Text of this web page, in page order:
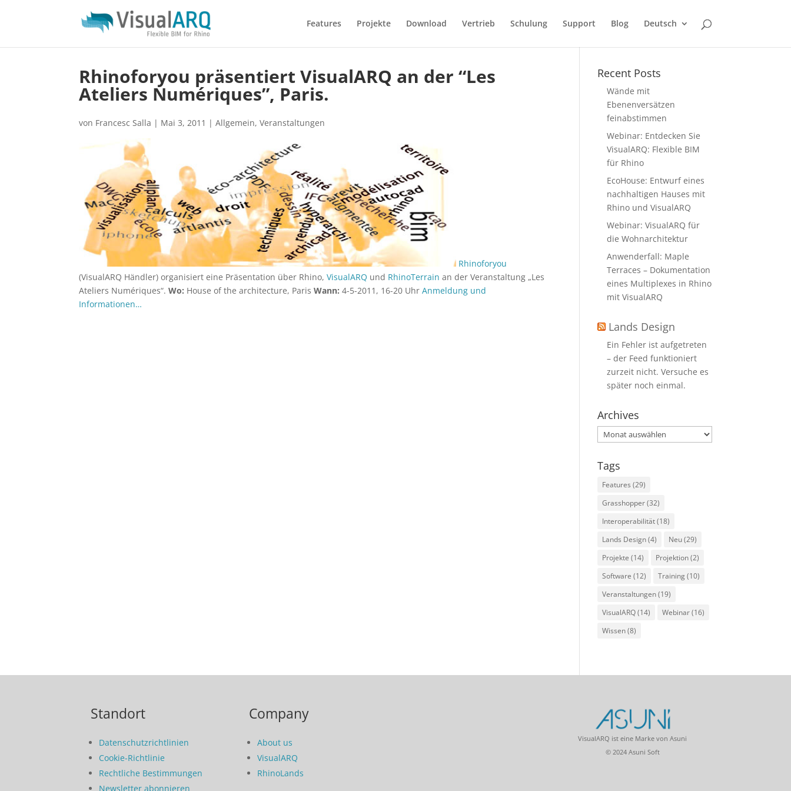
Features Projekte Download Vertrieb Schulung Support Blog Deutsch
Rhinoforyou präsentiert VisualARQ an der “Les
Ateliers Numériques”, Paris.
von Francesc Salla | Mai 3, 2011 |Allgemein,Veranstaltungen
Rhinoforyou
(VisualARQ Händler) organisiert eine Präsentation über Rhino,VisualARQ und RhinoTerrain an der Veranstaltung „Les
Ateliers Numériques“.Wo: House of the architecture, ParisWann: 4-5-2011, 16-20 UhrAnmeldung und
Informationen…
Recent Posts
Wände mit
Ebenenversätzen
feinabstimmen
Webinar: Entdecken Sie
VisualARQ: Flexible BIM
für Rhino
EcoHouse: Entwurf eines
nachhaltigen Hauses mit
Rhino und VisualARQ
Webinar: VisualARQ für
die Wohnarchitektur
Anwenderfall: Maple
Terraces – Dokumentation
eines Multiplexes in Rhino
mit VisualARQ
Lands Design
Ein Fehler ist aufgetreten
– der Feed funktioniert
zurzeit nicht. Versuche es
später noch einmal.
Archives
Archives
Tags
Features (29)
Grasshopper(32)
Interoperabilität(18)
Lands Design(4) Neu(29)
Projekte (14) Projektion(2)
Software (12) Training(10)
Veranstaltungen(19)
VisualARQ(14) Webinar(16)
Wissen(8)
Standort
Datenschutzrichtlinien
Cookie-Richtlinie
Rechtliche Bestimmungen
Newsletter abonnieren
Company
About us
VisualARQ
RhinoLands
VisualARQ ist eine Marke von Asuni
© 2024 Asuni Soft